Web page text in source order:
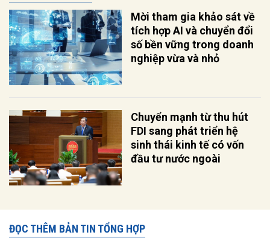
Mời tham gia khảo sát về
tích hợp AI và chuyển đổi
số bền vững trong doanh
nghiệp vừa và nhỏ
Chuyển mạnh từ thu hút
FDI sang phát triển hệ
sinh thái kinh tế có vốn
đầu tư nước ngoài
ĐỌC THÊM BẢN TIN TỔNG HỢP